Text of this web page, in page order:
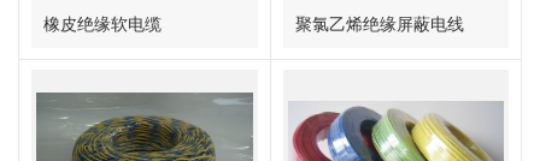
橡皮绝缘软电缆 聚氯乙烯绝缘屏蔽电线